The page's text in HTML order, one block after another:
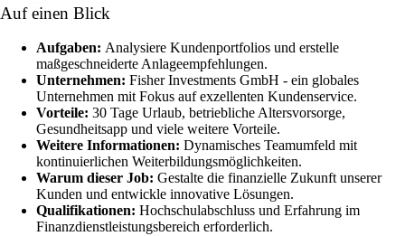
Auf einen Blick
Aufgaben: Analysiere Kundenportfolios und erstelle
maßgeschneiderte Anlageempfehlungen.
Unternehmen: Fisher Investments GmbH - ein globales
Unternehmen mit Fokus auf exzellenten Kundenservice.
Vorteile: 30 Tage Urlaub, betriebliche Altersvorsorge,
Gesundheitsapp und viele weitere Vorteile.
Weitere Informationen: Dynamisches Teamumfeld mit
kontinuierlichen Weiterbildungsmöglichkeiten.
Warum dieser Job: Gestalte die finanzielle Zukunft unserer
Kunden und entwickle innovative Lösungen.
Qualifikationen: Hochschulabschluss und Erfahrung im
Finanzdienstleistungsbereich erforderlich.